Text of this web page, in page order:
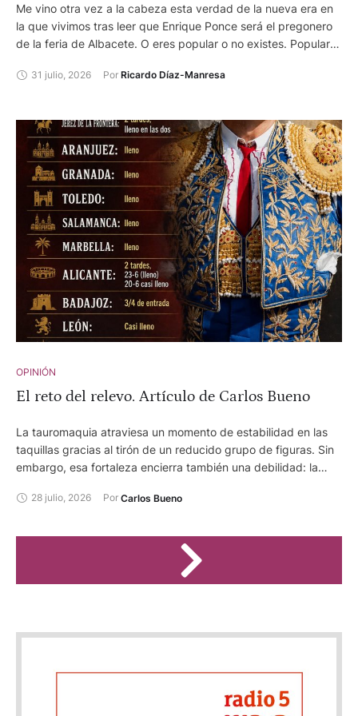
Me vino otra vez a la cabeza esta verdad de la nueva era en
la que vivimos tras leer que Enrique Ponce será el pregonero
de la feria de Albacete. O eres popular o no existes. Popular
menor grado, popular porque sales en televisión y, más
programa o cadena. Entonces existes y todos los demás,
aunque tengan muchísimos más méritos en la misma
profesión, oficio o actividad, no.
31 julio, 2026 Por Ricardo Díaz-Manresa
OPINIÓN
El reto del relevo. Artículo de Carlos Bueno
La tauromaquia atraviesa un momento de estabilidad en las
taquillas gracias al tirón de un reducido grupo de figuras. Sin
embargo, esa fortaleza encierra también una debilidad: la
capaces de ilusionar al público y garantizar el éxito taquillero
28 julio, 2026 Por Carlos Bueno